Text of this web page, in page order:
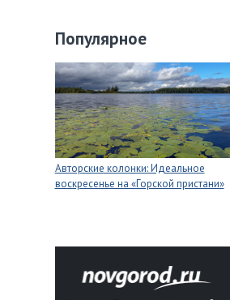
Популярное
Авторские колонки: Идеальное
воскресенье на «Горской пристани»